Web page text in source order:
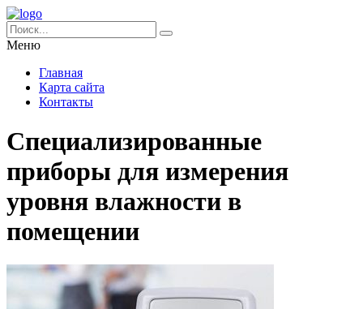
Меню
Главная
Карта сайта
Контакты
Специализированные
приборы для измерения
уровня влажности в
помещении